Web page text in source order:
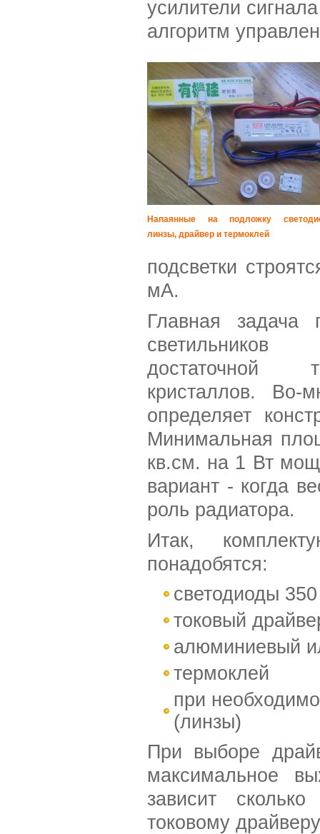
усилители
алгоритм
Напаянные на подложку
линзы, драйвер и термоклей
подсветки
мА.
Главная задача
достаточной
кристаллов. Во-
определяет
Минимальная
кв.см. на 1 Вт
вариант - когда
роль радиатора.
Итак,
понадобятся:
светодиоды
токовый
алюминиевый
термоклей
при
(линзы)
При выборе
максимальное
зависит
токовому